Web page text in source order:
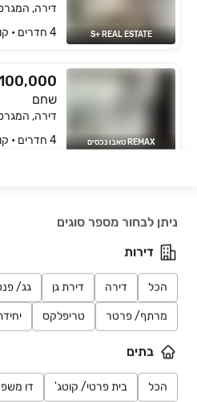
ניתן לבחור מספר סוגים
דירות
הכל דירה דירת גן גג/
מרתף/ פרטר טריפלקס
בתים
הכל בית פרטי/ קוטג' דו
S+ REAL ESTATE
דירה,
4 חדרים • קומה ‎2‏ • 118 מ״ר
REMAX טאבו נכסים
שחם
דירה,
4 חדרים • קומה ‎2‏ • 111 מ״ר
CENTER נכסים
נדלן סיטי מבשרת ציון
שחם
דירה, מבשרת